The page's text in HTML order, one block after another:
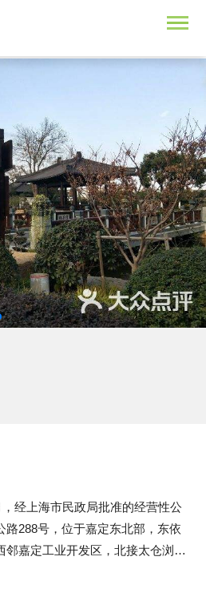
，经上海市民政局批准的经营性公
路288号，位于嘉定东北部，东依
邻嘉定工业开发区，北接太仓浏河
、839、841、31路、外罗线通